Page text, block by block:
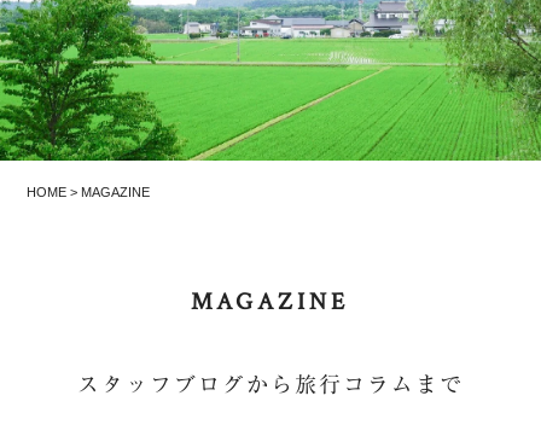
HOME > MAGAZINE
MAGAZINE
スタッフブログから旅行コラムまで